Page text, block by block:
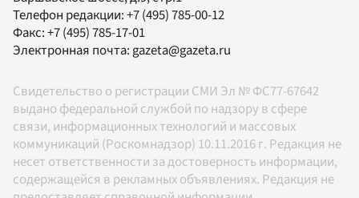
Телефон редакции:+7 (495) 785-00-12
Факс:+7 (495) 785-17-01
Электронная почта:gazeta@gazeta.ru
Свидетельство о регистрации СМИ Эл № ФС77-67642
выдано федеральной службой по надзору в сфере
связи, информационных технологий и массовых
коммуникаций (Роскомнадзор) 10.11.2016 г. Редакция не
несет ответственности за достоверность информации,
содержащейся в рекламных объявлениях. Редакция не